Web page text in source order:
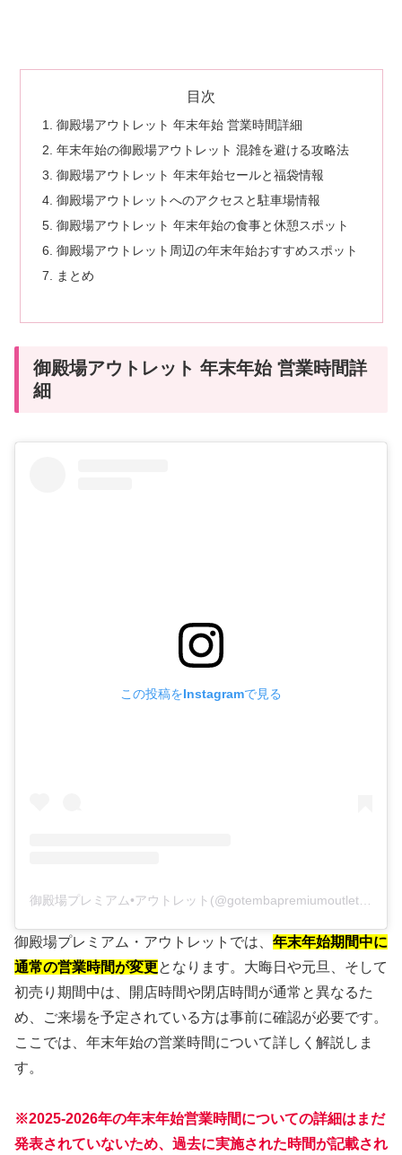
目次
御殿場アウトレット 年末年始 営業時間詳細
年末年始の御殿場アウトレット 混雑を避ける攻略法
御殿場アウトレット 年末年始セールと福袋情報
御殿場アウトレットへのアクセスと駐車場情報
御殿場アウトレット 年末年始の食事と休憩スポット
御殿場アウトレット周辺の年末年始おすすめスポット
まとめ
御殿場アウトレット 年末年始 営業時間詳
細
この投稿をInstagramで見る
御殿場プレミアム・アウトレットでは、 年末年始期間中に
通常の営業時間が変更となります。大晦日や元旦、そして
初売り期間中は、開店時間や閉店時間が通常と異なるた
め、ご来場を予定されている方は事前に確認が必要です。
ここでは、年末年始の営業時間について詳しく解説しま
す。
※2025-2026年の年末年始営業時間についての詳細はまだ
発表されていないため、過去に実施された時間が記載され